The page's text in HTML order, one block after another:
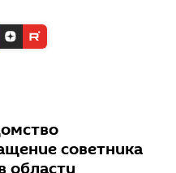
советника